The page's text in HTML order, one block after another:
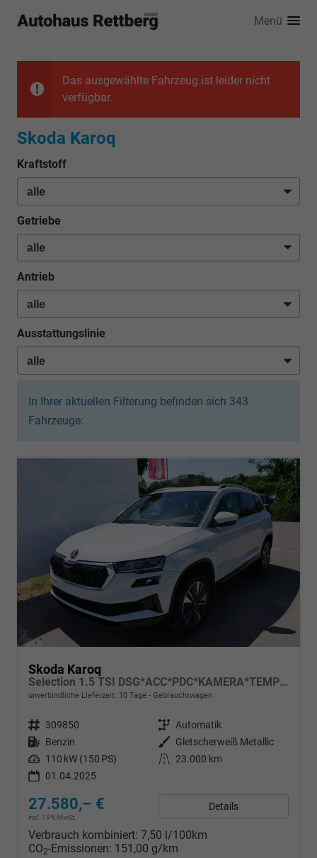
Menü
Das ausgewählte Fahrzeug ist leider nicht
verfügbar.
Skoda Karoq
Kraftstoff
Getriebe
Antrieb
Ausstattungslinie
In Ihrer aktuellen Filterung befinden sich 343
Fahrzeuge:
Skoda Karoq
Selection 1.5 TSI DSG*ACC*PDC*KAMERA*TEMPOMAT*LED*SMARTLINK*KLIMA*RADIO*17-ZOLL
unverbindliche Lieferzeit: 10 Tage Gebrauchtwagen
Fahrzeugnr. 309850 Getriebe Automatik
Kraftstoff Benzin Außenfarbe
Gletscherweiß Metallic
Leistung 110 kW (150 PS) Kilometerstand
23.000 km
01.04.2025
27.580,– €
incl. 19% MwSt.
Details
Verbrauch kombiniert: 7,50 l/100km
CO2-Emissionen: 151,00 g/km